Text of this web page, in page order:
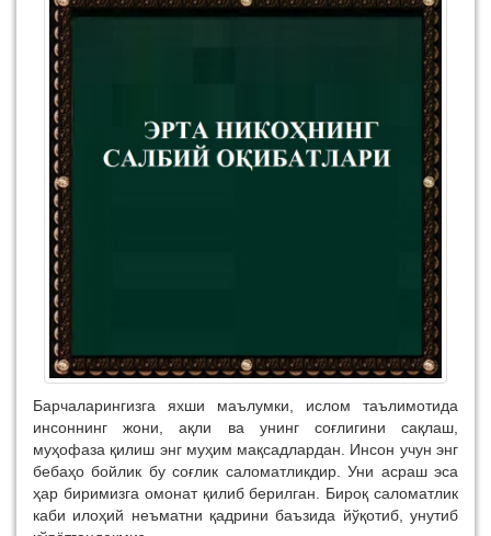
Барчаларингизга яхши маълумки, ислом таълимотида
инсоннинг жони, ақли ва унинг соғлигини сақлаш,
муҳофаза қилиш энг муҳим мақсадлардан. Инсон учун энг
бебаҳо бойлик бу соғлик саломатликдир. Уни асраш эса
ҳар биримизга омонат қилиб берилган. Бироқ саломатлик
каби илоҳий неъматни қадрини баъзида йўқотиб, унутиб